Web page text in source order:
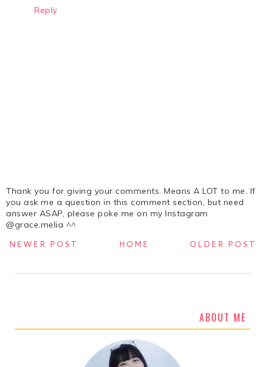
Reply
Thank you for giving your comments. Means A LOT to me. If
you ask me a question in this comment section, but need
answer ASAP, please poke me on my Instagram
@grace.melia ^^
NEWER POST OLDER POST
HOME
ABOUT ME